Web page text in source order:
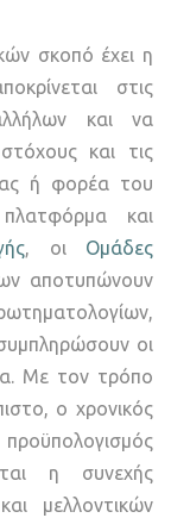
σκοπό έχει η
στις
και να
και τις
ή φορέα του
και
, οι Ομάδες
αποτυπώνουν
οι
Με τον τρόπο
ο χρονικός
η συνεχής
μελλοντικών